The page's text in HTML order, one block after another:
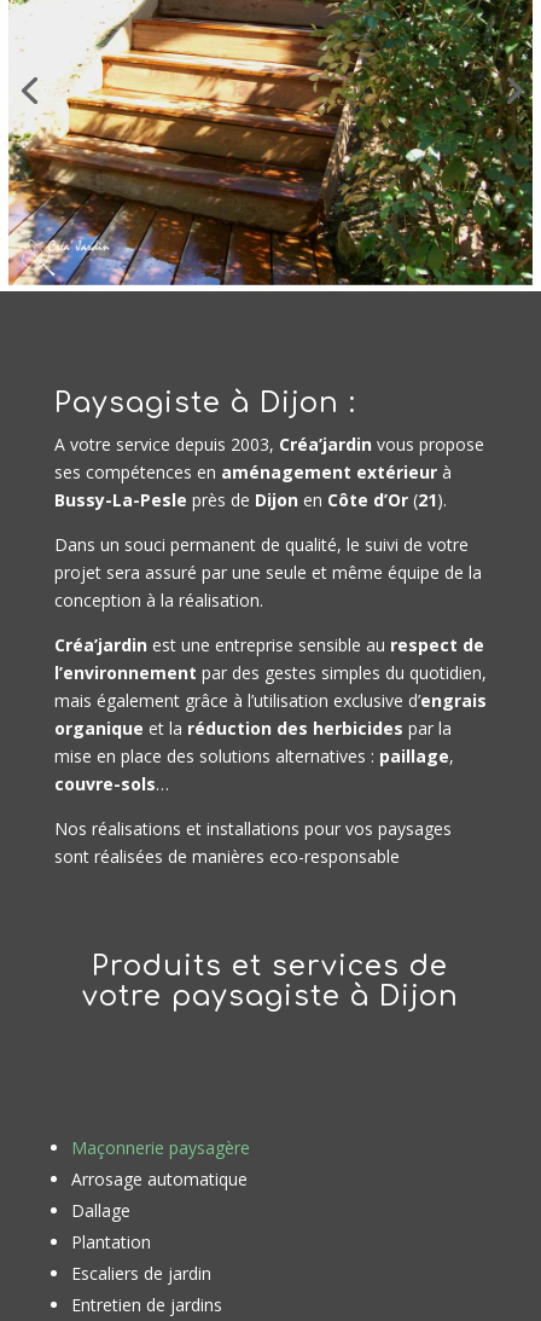
Paysagiste à Dijon :
A votre service depuis 2003, Créa’jardin vous propose
ses compétences en aménagement extérieurà
Bussy-La-Pesle près de Dijon en Côte d’Or(21).
Dans un souci permanent de qualité, le suivi de votre
projet sera assuré par une seule et même équipe de la
conception à la réalisation.
Créa’jardin est une entreprise sensible au respect de
l’environnement par des gestes simples du quotidien,
mais également grâce à l’utilisation exclusive d’engrais
organique et la réduction des herbicides par la
mise en place des solutions alternatives : paillage,
couvre-sols…
Nos réalisations et installations pour vos paysages
sont réalisées de manières eco-responsable
Produits et services de
votre paysagiste à Dijon
Maçonnerie paysagère
Arrosage automatique
Dallage
Plantation
Escaliers de jardin
Entretien de jardins